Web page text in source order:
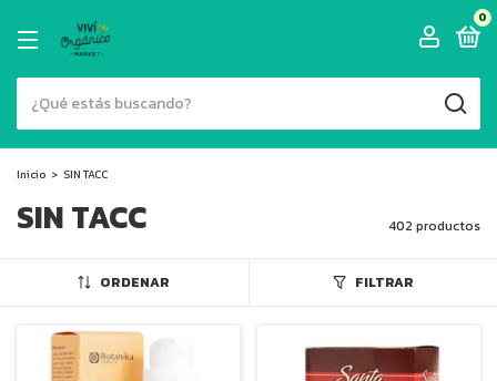
0
Inicio > SIN TACC
SIN TACC 402 productos
ORDENAR FILTRAR